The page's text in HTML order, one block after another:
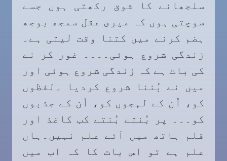
سلجھانے کا شوق رکھتی ہوں جسے
سوچتی ہوں کہ میری عقل سمجھ بوجھ
ہضم کرنے میں کتنا وقت لیتی ہے۔
زندگی شروع ہوئی۔۔۔۔ غور کر نے
کی بات ہے کہ زندگی شروع ہوئی اور
میں نے بُننا شروع کردیا ۔لفظوں
کو، اُن کے لہجوں کو، اُن کے جذبوں
کو۔۔۔ پر بُنتے بُنتے کب کاغذ اور
قلم ہاتھ میں آئے علم نہیں۔ہاں
علم ہے تو اس بات کا کہ اب میں